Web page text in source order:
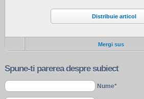
Distribuie articol
Mergi sus
Spune-ti parerea despre subiect
Nume*